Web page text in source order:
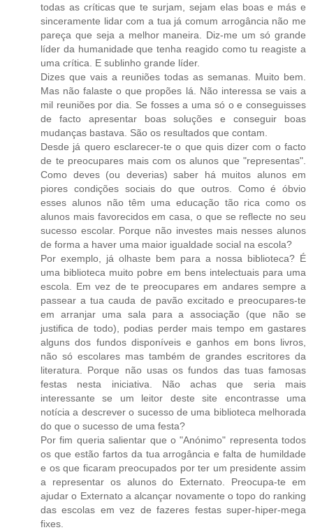
todas as críticas que te surjam, sejam elas boas e más e
sinceramente lidar com a tua já comum arrogância não me
pareça que seja a melhor maneira. Diz-me um só grande
líder da humanidade que tenha reagido como tu reagiste a
uma crítica. E sublinho grande líder.
Dizes que vais a reuniões todas as semanas. Muito bem.
Mas não falaste o que propões lá. Não interessa se vais a
mil reuniões por dia. Se fosses a uma só o e conseguisses
de facto apresentar boas soluções e conseguir boas
mudanças bastava. São os resultados que contam.
Desde já quero esclarecer-te o que quis dizer com o facto
de te preocupares mais com os alunos que "representas".
Como deves (ou deverias) saber há muitos alunos em
piores condições sociais do que outros. Como é óbvio
esses alunos não têm uma educação tão rica como os
alunos mais favorecidos em casa, o que se reflecte no seu
sucesso escolar. Porque não investes mais nesses alunos
de forma a haver uma maior igualdade social na escola?
Por exemplo, já olhaste bem para a nossa biblioteca? É
uma biblioteca muito pobre em bens intelectuais para uma
escola. Em vez de te preocupares em andares sempre a
passear a tua cauda de pavão excitado e preocupares-te
em arranjar uma sala para a associação (que não se
justifica de todo), podias perder mais tempo em gastares
alguns dos fundos disponíveis e ganhos em bons livros,
não só escolares mas também de grandes escritores da
literatura. Porque não usas os fundos das tuas famosas
festas nesta iniciativa. Não achas que seria mais
interessante se um leitor deste site encontrasse uma
notícia a descrever o sucesso de uma biblioteca melhorada
do que o sucesso de uma festa?
Por fim queria salientar que o "Anónimo" representa todos
os que estão fartos da tua arrogância e falta de humildade
e os que ficaram preocupados por ter um presidente assim
a representar os alunos do Externato. Preocupa-te em
ajudar o Externato a alcançar novamente o topo do ranking
das escolas em vez de fazeres festas super-hiper-mega
fixes.